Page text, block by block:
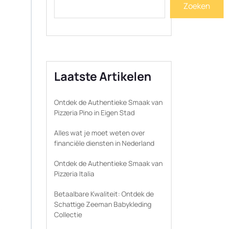
Zoeken
Laatste Artikelen
Ontdek de Authentieke Smaak van
Pizzeria Pino in Eigen Stad
Alles wat je moet weten over
financiële diensten in Nederland
Ontdek de Authentieke Smaak van
Pizzeria Italia
Betaalbare Kwaliteit: Ontdek de
Schattige Zeeman Babykleding
Collectie